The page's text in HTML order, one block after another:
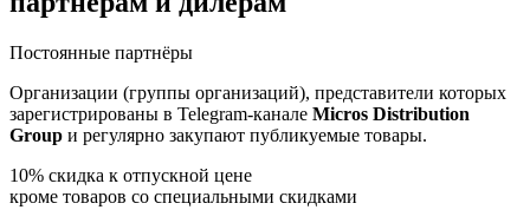
Постоянные партнёры
Организации (группы организаций), представители которых
зарегистрированы в Telegram-канале Micros Distribution
Group и регулярно закупают публикуемые товары.
10% скидка к отпускной цене
кроме товаров со специальными скидками